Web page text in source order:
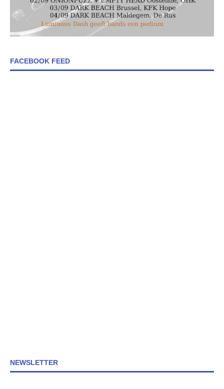
FACEBOOK FEED
NEWSLETTER